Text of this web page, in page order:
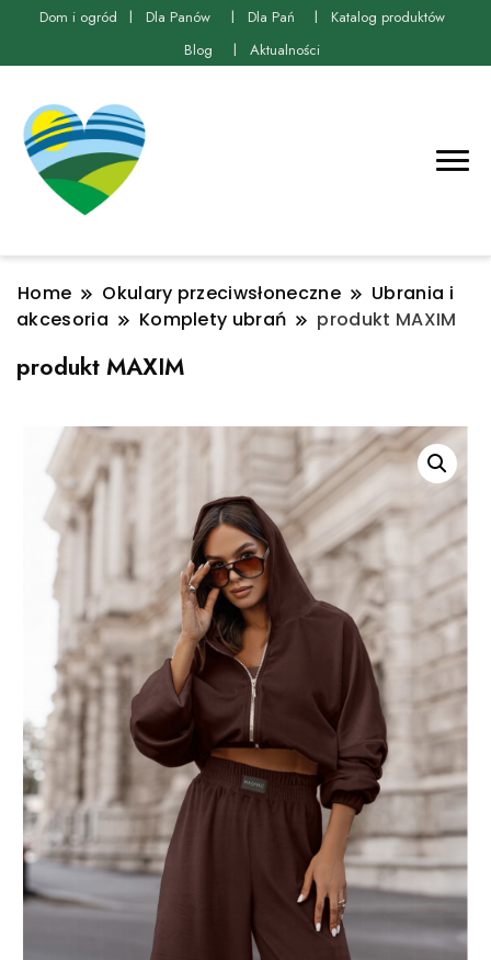
Dom i ogród Dla Panów Dla Pań
Katalog produktów
Blog
Aktualności
Home Okulary przeciwsłoneczne
Ubrania i
akcesoria
Komplety ubrań produkt MAXIM
produkt MAXIM